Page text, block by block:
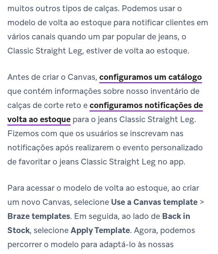
muitos outros tipos de calças. Podemos usar o
modelo de volta ao estoque para notificar clientes em
vários canais quando um par popular de jeans, o
Classic Straight Leg, estiver de volta ao estoque.
Antes de criar o Canvas, configuramos um catálogo
que contém informações sobre nosso inventário de
calças de corte reto econfiguramos notificações de
volta ao estoque para o jeans Classic Straight Leg.
Fizemos com que os usuários se inscrevam nas
notificações após realizarem o evento personalizado
de favoritar o jeans Classic Straight Leg no app.
Para acessar o modelo de volta ao estoque, ao criar
um novo Canvas, selecione Use a Canvas template >
Braze templates. Em seguida, ao lado de Back in
Stock, selecioneApply Template. Agora, podemos
percorrer o modelo para adaptá-lo às nossas